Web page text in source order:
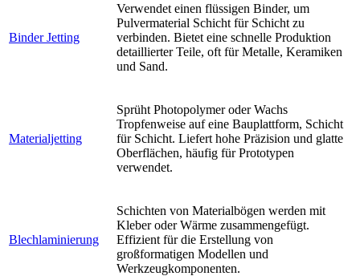
Binder Jetting
Verwendet einen flüssigen Binder, um
Pulvermaterial Schicht für Schicht zu
verbinden. Bietet eine schnelle Produktion
detaillierter Teile, oft für Metalle, Keramiken
und Sand.
Materialjetting
Sprüht Photopolymer oder Wachs
Tropfenweise auf eine Bauplattform, Schicht
für Schicht. Liefert hohe Präzision und glatte
Oberflächen, häufig für Prototypen
verwendet.
Blechlaminierung
Schichten von Materialbögen werden mit
Kleber oder Wärme zusammengefügt.
Effizient für die Erstellung von
großformatigen Modellen und
Werkzeugkomponenten.